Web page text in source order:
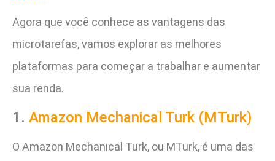
Agora que você conhece as vantagens das
microtarefas, vamos explorar as melhores
plataformas para começar a trabalhar e aumentar
sua renda.
1. Amazon Mechanical Turk (MTurk)
O Amazon Mechanical Turk, ou MTurk, é uma das